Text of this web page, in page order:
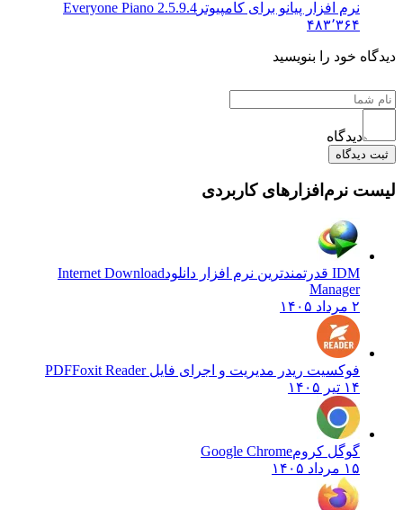
نرم افزار پیانو برای کامپیوترEveryone Piano 2.5.9.4
۴۸۳٬۳۶۴
خود را بنویسید
دیدگاه
نرم‌افزارهای کاربردی
Internet Download
Manager
فوکسیت ریدر مدیریت و اجرای فایل PDF Foxit Reader
گوگل کروم Google Chrome